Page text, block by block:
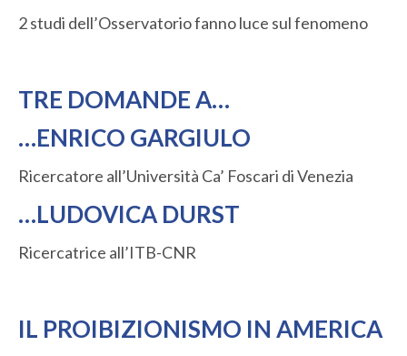
2 studi dell’Osservatorio fanno luce sul fenomeno
TRE DOMANDE A…
…ENRICO GARGIULO
Ricercatore all’Università Ca’ Foscari di Venezia
…LUDOVICA DURST
Ricercatrice all’ITB-CNR
IL PROIBIZIONISMO IN AMERICA